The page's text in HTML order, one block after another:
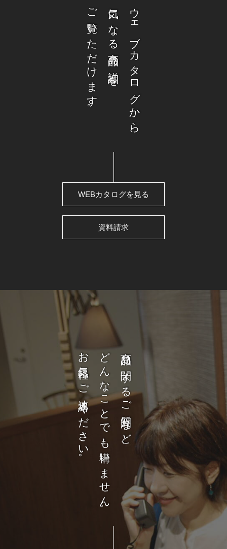
ウェブカタログから、
気になる商品の詳細を
ご覧いただけます。
WEBカタログを見る
資料請求
商品に関するご質問など、
どんなことでも構いません。
お気軽にご連絡ください。